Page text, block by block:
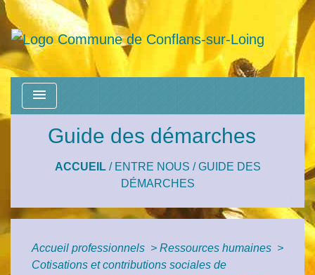
menu
Guide des démarches
ACCUEIL/ ENTRE NOUS /GUIDE DES
DÉMARCHES
Accueil professionnels > Ressources humaines >
Cotisations et contributions sociales de